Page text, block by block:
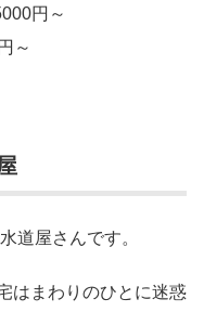
円～
～
道屋さんです。
はまわりのひとに迷惑